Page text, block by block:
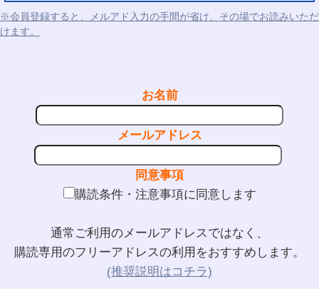
※会員登録すると、メルアド入力の手間が省け、その場でお読みいただ
けます。
お名前
メールアドレス
同意事項
購読条件・注意事項に同意します
通常ご利用のメールアドレスではなく、
購読専用のフリーアドレスの利用をおすすめします。
(推奨説明はコチラ)